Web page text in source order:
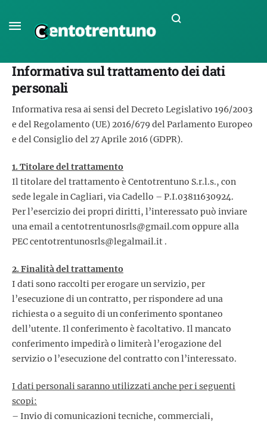
Informativa sul trattamento dei dati
personali
Informativa resa ai sensi del Decreto Legislativo 196/2003
e del Regolamento (UE) 2016/679 del Parlamento Europeo
e del Consiglio del 27 Aprile 2016 (GDPR).
1. Titolare del trattamento
Il titolare del trattamento è Centotrentuno S.r.l.s., con
sede legale in Cagliari, via Cadello – P.I.03811630924.
Per l’esercizio dei propri diritti, l’interessato può inviare
una email acentotrentunosrls@gmail.comoppure alla
PECcentotrentunosrls@legalmail.it .
2. Finalità del trattamento
I dati sono raccolti per erogare un servizio, per
l’esecuzione di un contratto, per rispondere ad una
richiesta o a seguito di un conferimento spontaneo
dell’utente. Il conferimento è facoltativo. Il mancato
conferimento impedirà o limiterà l’erogazione del
servizio o l’esecuzione del contratto con l’interessato.
I dati personali saranno utilizzati anche per i seguenti
scopi:
– Invio di comunicazioni tecniche, commerciali,